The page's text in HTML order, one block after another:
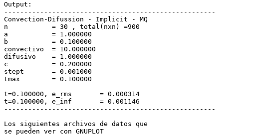
Output:
-----------------------------------------------------
Convection-Difussion - Implicit - MQ
n           = 30 , total(nxn) =900
a           = 1.000000
b           = 0.100000
convectivo  = 10.000000
difusivo    = 1.000000
c           = 0.200000
stept       = 0.001000
tmax        = 0.100000
t=0.100000, e_rms       = 0.000314
t=0.100000, e_inf       = 0.001146
-----------------------------------------------------
Los siguientes archivos de datos que
se pueden ver con GNUPLOT